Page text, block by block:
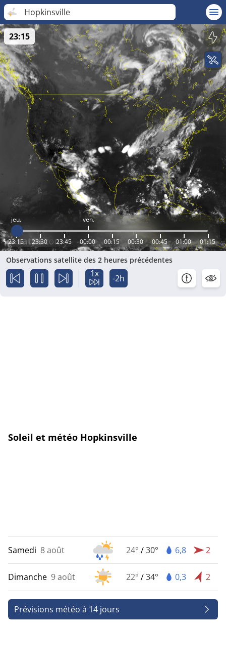
Hopkinsville
jeu. ven.
23:15 23:30 23:45 00:00 00:15 00:30 00:45 01:00 01:15
23:15
Observations satellite des 2 heures précédentes
1x -2h
Soleil et météo Hopkinsville
Samedi 8 août 24° /30° 6,8 2
Dimanche 9 août 22° /34° 0,3 2
Prévisions météo à 14 jours